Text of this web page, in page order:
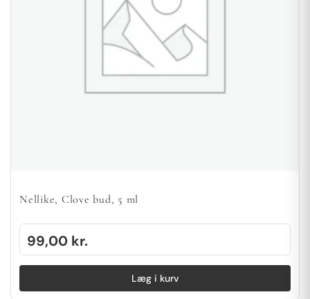
Nellike, Clove bud, 5 ml
99,00 kr.
Læg i kurv